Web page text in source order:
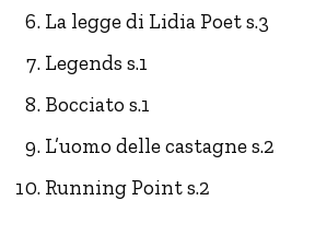
La legge di Lidia Poet s.3
Legends s.1
Bocciato s.1
L’uomo delle castagne s.2
Running Point s.2